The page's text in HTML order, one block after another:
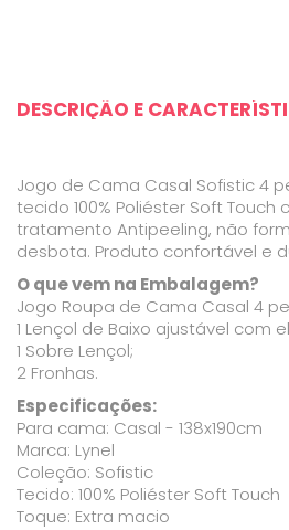
DESCRIÇÃO E
Jogo de Cama Casal Sofistic 4
tecido 100% Poliéster Soft Touch
tratamento Antipeeling, não
desbota. Produto confortável e
O que vem na Embalagem?
Jogo Roupa de Cama Casal 4
1 Lençol de Baixo ajustável com
1 Sobre Lençol;
2 Fronhas.
Especificações:
Para cama: Casal - 138x190cm
Marca: Lynel
Coleção: Sofistic
Tecido: 100% Poliéster Soft Touch
Toque: Extra macio